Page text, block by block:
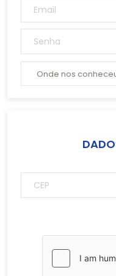
Onde nos
Indicação
Revista/Jornal